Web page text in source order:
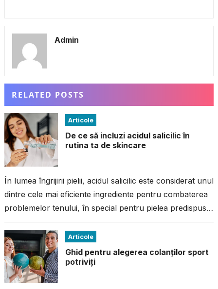
Admin
RELATED POSTS
Articole
De ce să incluzi acidul salicilic în
rutina ta de skincare
În lumea îngrijirii pielii, acidul salicilic este considerat unul
dintre cele mai eficiente ingrediente pentru combaterea
problemelor tenului, în special pentru pielea predispusă
Articole
Ghid pentru alegerea colanților sport
potriviți